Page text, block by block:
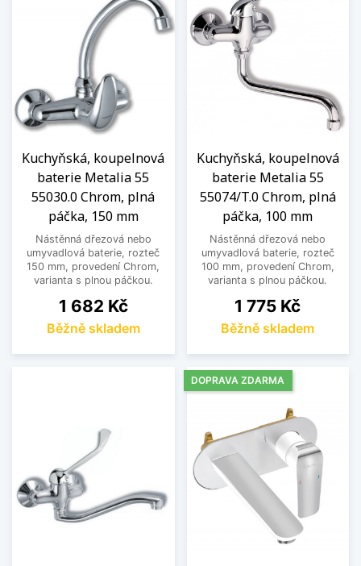
Kuchyňská, koupelnová
baterie Metalia 55
55030.0 Chrom, plná
páčka, 150 mm
Nástěnná dřezová nebo
umyvadlová baterie, rozteč
150 mm, provedení Chrom,
varianta s plnou páčkou.
Cena
1 682 Kč
Běžně skladem
Kuchyňská, koupelnová
baterie Metalia 55
55074/T.0 Chrom, plná
páčka, 100 mm
Nástěnná dřezová nebo
umyvadlová baterie, rozteč
100 mm, provedení Chrom,
varianta s plnou páčkou.
Cena
1 775 Kč
Běžně skladem
DOPRAVA ZDARMA